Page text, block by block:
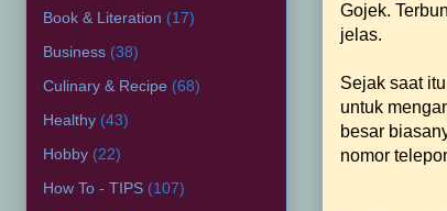
Gojek.
jelas.
Sejak saat
untuk
besar
nomor
Book & Literation (17)
Business (38)
Culinary & Recipe (68)
Healthy (43)
Hobby (22)
How To - TIPS (107)